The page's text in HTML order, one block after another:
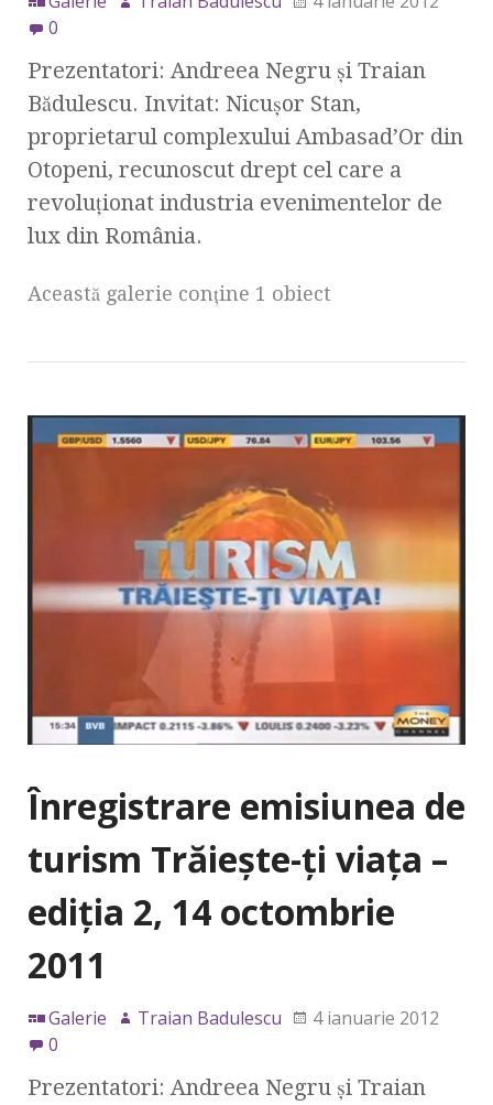
0
Prezentatori: Andreea Negru şi Traian
Bădulescu. Invitat: Nicuşor Stan,
proprietarul complexului Ambasad’Or din
Otopeni, recunoscut drept cel care a
revoluţionat industria evenimentelor de
lux din România.
Această galerie conţine 1 obiect
Înregistrare emisiunea de
turism Trăieşte-ţi viaţa –
ediţia 2, 14 octombrie
2011
Galerie Traian Badulescu
4 ianuarie 2012
0
Prezentatori: Andreea Negru şi Traian